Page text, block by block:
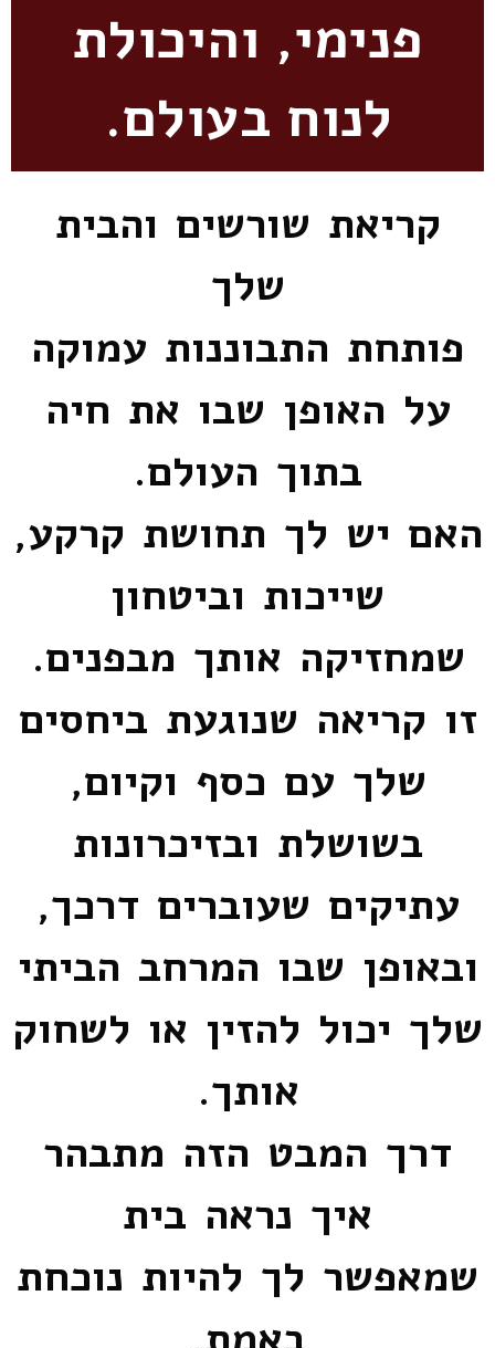
פנימי, והיכולת
לנוח בעולם.
קריאת שורשים והבית
שלך
פותחת התבוננות עמוקה
על האופן שבו את חיה
בתוך העולם.
האם יש לך תחושת קרקע,
שייכות וביטחון
שמחזיקה אותך מבפנים.
זו קריאה שנוגעת ביחסים
שלך עם כסף וקיום,
בשושלת ובזיכרונות
עתיקים שעוברים דרכך,
ובאופן שבו המרחב הביתי
שלך יכול להזין או לשחוק
אותך.
דרך המבט הזה מתבהר
איך נראה בית
שמאפשר לך להיות נוכחת